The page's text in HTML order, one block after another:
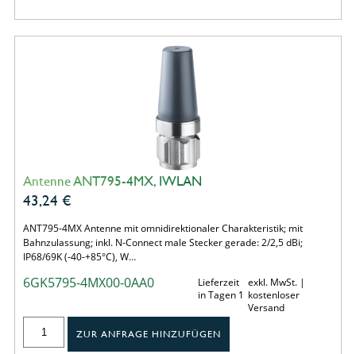
Antenne ANT795-4MX, IWLAN
43,24 €
ANT795-4MX Antenne mit omnidirektionaler Charakteristik; mit
Bahnzulassung; inkl. N-Connect male Stecker gerade: 2/2,5 dBi;
IP68/69K (-40-+85°C), W…
6GK5795-4MX00-0AA0
Lieferzeit
in Tagen 1
exkl. MwSt. |
kostenloser
Versand
ZUR ANFRAGE HINZUFÜGEN